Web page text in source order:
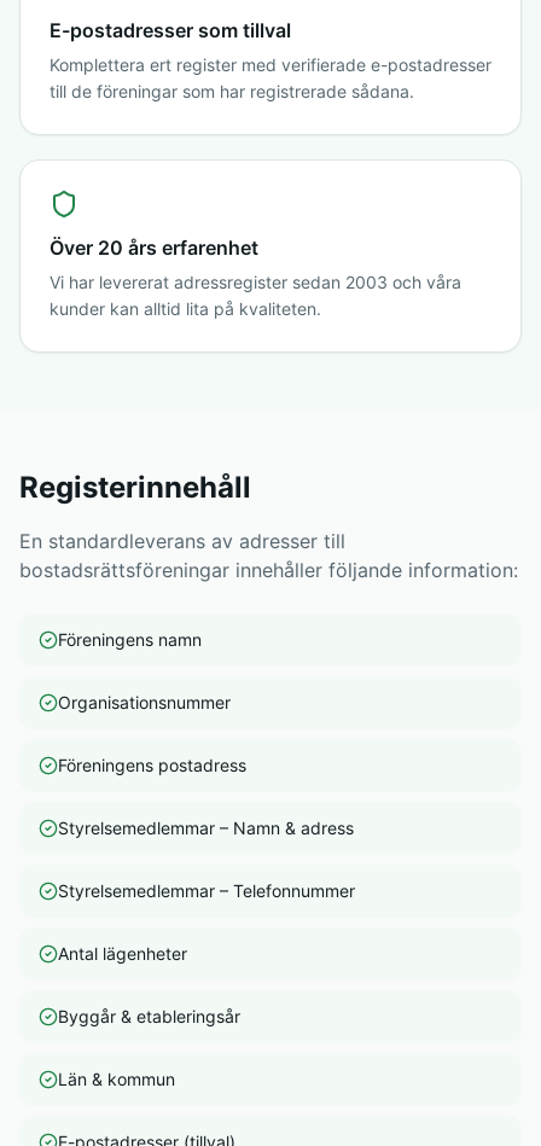
E-postadresser som tillval
Komplettera ert register med verifierade e-postadresser
till de föreningar som har registrerade sådana.
Över 20 års erfarenhet
Vi har levererat adressregister sedan 2003 och våra
kunder kan alltid lita på kvaliteten.
Registerinnehåll
En standardleverans av adresser till
bostadsrättsföreningar innehåller följande information:
Föreningens namn
Organisationsnummer
Föreningens postadress
Styrelsemedlemmar – Namn & adress
Styrelsemedlemmar – Telefonnummer
Antal lägenheter
Byggår & etableringsår
Län & kommun
E-postadresser (tillval)